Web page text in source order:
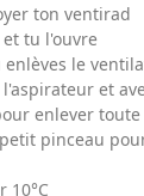
ton ventirad
tu l'ouvre
le
et
enlever
pinceau
10°C